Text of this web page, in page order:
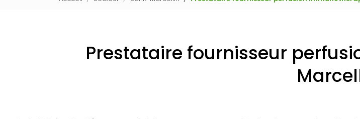
Prestataire fournisseur